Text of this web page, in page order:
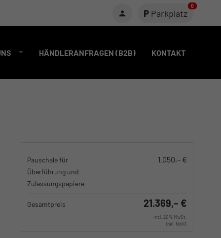
Parkplatz
0
HÄNDLERANFRAGEN (B2B) KONTAKT
Pauschale für
Überführung und
Zulassungspapiere
1.050,– €
Gesamtpreis 21.369,– €
incl. 20% MwSt.
inkl. NoVA